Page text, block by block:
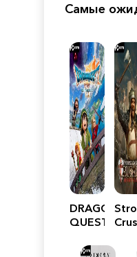
Самые
DRAGON
QUEST
Reimagined